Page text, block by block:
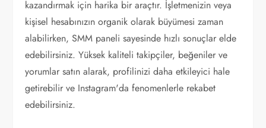
kazandırmak için harika bir araçtır. İşletmenizin veya
kişisel hesabınızın organik olarak büyümesi zaman
alabilirken, SMM paneli sayesinde hızlı sonuçlar elde
edebilirsiniz. Yüksek kaliteli takipçiler, beğeniler ve
yorumlar satın alarak, profilinizi daha etkileyici hale
getirebilir ve Instagram'da fenomenlerle rekabet
edebilirsiniz.